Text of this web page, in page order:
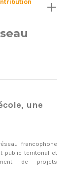
une
francophone
public territorial et
de projets